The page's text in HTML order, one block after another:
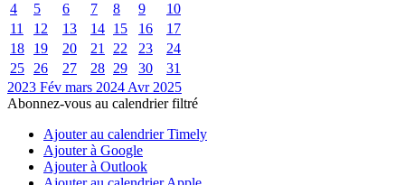
4
5 6 7 8 9
10
11
12 13 14 15 16
17
18
19 20 21 22 23
24
25
26 27 28 29 30
31
2023 Fév mars 2024 Avr 2025
Abonnez-vous au calendrier filtré
Ajouter au calendrier Timely
Ajouter à Google
Ajouter à Outlook